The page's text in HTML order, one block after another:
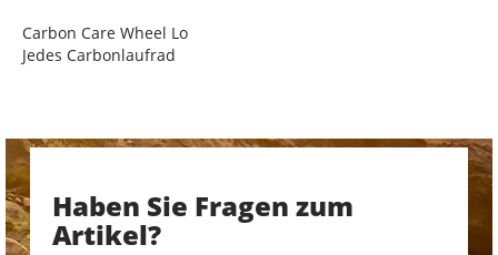
Carbon Care Wheel Lo
Jedes Carbonlaufrad
Haben Sie Fragen zum
Artikel?